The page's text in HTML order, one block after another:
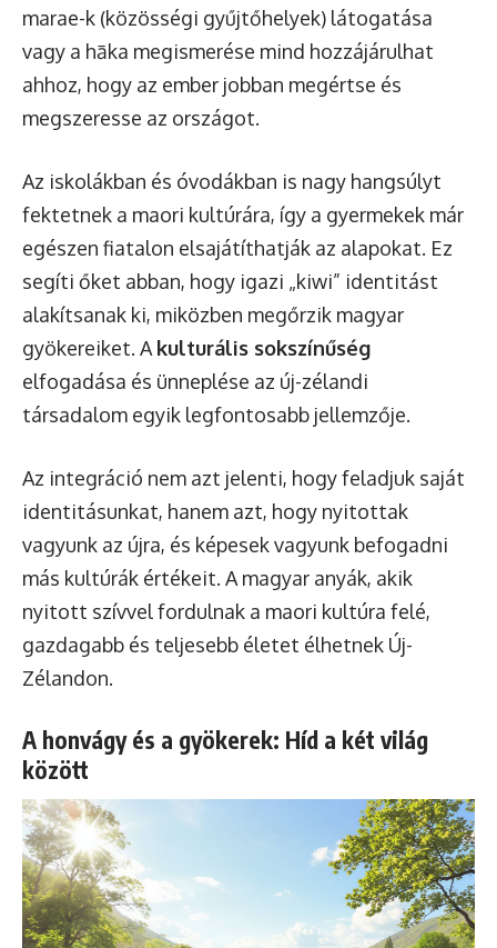
marae-k (közösségi gyűjtőhelyek) látogatása
vagy a hāka megismerése mind hozzájárulhat
ahhoz, hogy az ember jobban megértse és
megszeresse az országot.
Az iskolákban és óvodákban is nagy hangsúlyt
fektetnek a maori kultúrára, így a gyermekek már
egészen fiatalon elsajátíthatják az alapokat. Ez
segíti őket abban, hogy igazi „kiwi” identitást
alakítsanak ki, miközben megőrzik magyar
gyökereiket. A kulturális sokszínűség
elfogadása és ünneplése az új-zélandi
társadalom egyik legfontosabb jellemzője.
Az integráció nem azt jelenti, hogy feladjuk saját
identitásunkat, hanem azt, hogy nyitottak
vagyunk az újra, és képesek vagyunk befogadni
más kultúrák értékeit. A magyar anyák, akik
nyitott szívvel fordulnak a maori kultúra felé,
gazdagabb és teljesebb életet élhetnek Új-
Zélandon.
A honvágy és a gyökerek: Híd a két világ
között